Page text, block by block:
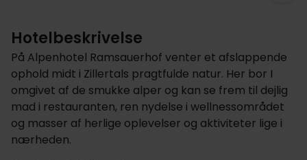
Hotelbeskrivelse
På Alpenhotel Ramsauerhof venter et afslappende
ophold midt i Zillertals pragtfulde natur. Her bor I
omgivet af de smukke alper og kan se frem til dejlig
mad i restauranten, ren nydelse i wellnessområdet
og masser af herlige oplevelser og aktiviteter lige i
nærheden.